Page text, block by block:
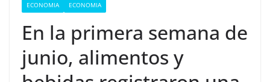
ECONOMIA ECONOMIA
En la primera semana de
junio, alimentos y